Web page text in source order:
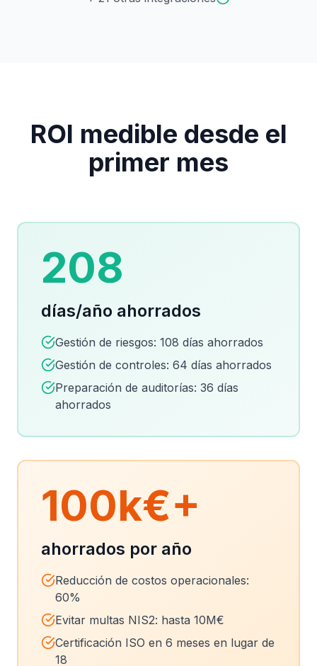
ROI medible desde el
primer mes
208
días/año ahorrados
Gestión de riesgos: 108 días ahorrados
Gestión de controles: 64 días ahorrados
Preparación de auditorías: 36 días
ahorrados
100k€+
ahorrados por año
Reducción de costos operacionales:
60%
Evitar multas NIS2: hasta 10M€
Certificación ISO en 6 meses en lugar de
18